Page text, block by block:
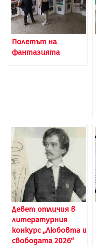
Полетът на
фантазията
Девет отличия в
литературния
конкурс „Любовта и
свободата 2026“